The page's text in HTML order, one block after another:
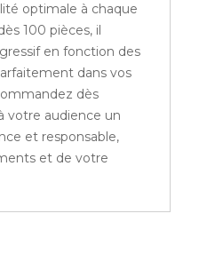
optimale à chaque
100 pièces, il
en fonction des
dans vos
dès
votre audience un
et responsable,
et de votre